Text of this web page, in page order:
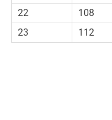
22
108
23
112